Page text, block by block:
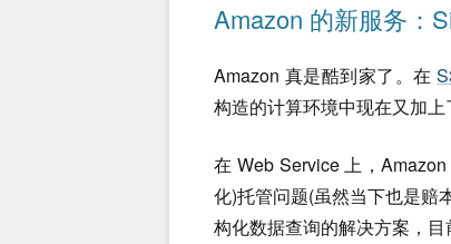
Amazon 的新服务：
Amazon 真是酷到家了。在
构造的计算环境中现在又加上
在 Web Service 上，
化)托管问题(虽然当下也是
构化数据查询的解决方案，